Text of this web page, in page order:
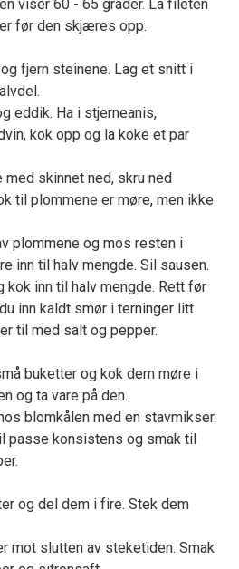
viser 60 - 65 grader. La fileten
før den skjæres opp.
fjern steinene. Lag et snitt i
eddik. Ha i stjerneanis,
kok opp og la koke et par
med skinnet ned, skru ned
til plommene er møre, men ikke
plommene og mos resten i
inn til halv mengde. Sil sausen.
inn til halv mengde. Rett før
inn kaldt smør i terninger litt
til med salt og pepper.
buketter og kok dem møre i
og ta vare på den.
blomkålen med en stavmikser.
passe konsistens og smak til
og del dem i fire. Stek dem
mot slutten av steketiden. Smak